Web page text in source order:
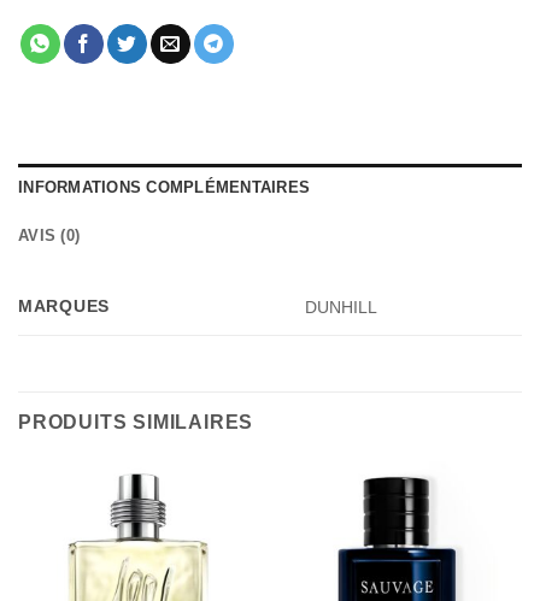
INFORMATIONS COMPLÉMENTAIRES
AVIS (0)
MARQUES DUNHILL
PRODUITS SIMILAIRES